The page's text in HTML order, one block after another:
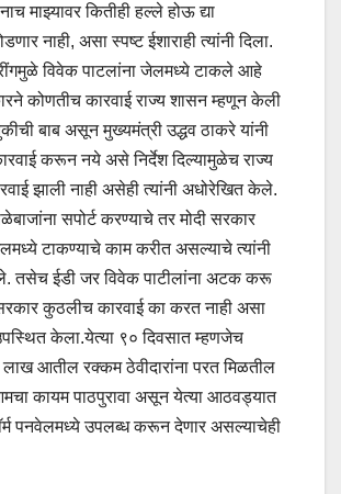
माझ्यावर कितीही हल्ले होऊ द्या
नाही, असा स्पष्ट ईशाराही त्यांनी दिला.
विवेक पाटलांना जेलमध्ये टाकले आहे
कोणतीच कारवाई राज्य शासन म्हणून केली
बाब असून मुख्यमंत्री उद्धव ठाकरे यांनी
करून नये असे निर्देश दिल्यामुळेच राज्य
झाली नाही असेही त्यांनी अधोरेखित केले.
सपोर्ट करण्याचे तर मोदी सरकार
टाकण्याचे काम करीत असल्याचे त्यांनी
तसेच ईडी जर विवेक पाटीलांना अटक करू
कुठलीच कारवाई का करत नाही असा
केला.येत्या ९० दिवसात म्हणजेच
लाख आतील रक्कम ठेवीदारांना परत मिळतील
कायम पाठपुरावा असून येत्या आठवड्यात
पनवेलमध्ये उपलब्ध करून देणार असल्याचेही